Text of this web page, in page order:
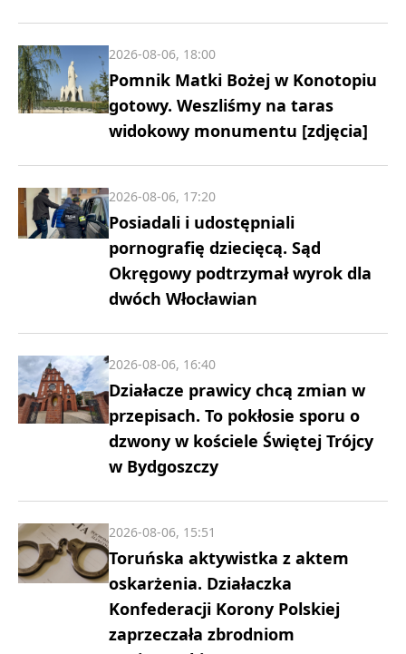
Pomnik Matki Bożej w Konotopiu
gotowy. Weszliśmy na taras
widokowy monumentu [zdjęcia]
2026-08-06, 18:00
Posiadali i udostępniali
pornografię dziecięcą. Sąd
Okręgowy podtrzymał wyrok dla
dwóch Włocławian
2026-08-06, 17:20
Działacze prawicy chcą zmian w
przepisach. To pokłosie sporu o
dzwony w kościele Świętej Trójcy
w Bydgoszczy
2026-08-06, 16:40
Toruńska aktywistka z aktem
oskarżenia. Działaczka
Konfederacji Korony Polskiej
zaprzeczała zbrodniom
2026-08-06, 15:51